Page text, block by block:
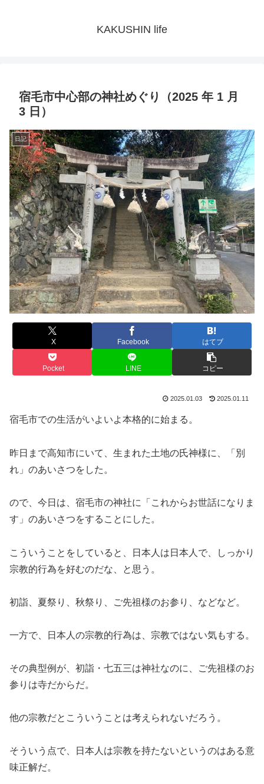
KAKUSHIN life
宿毛市中心部の神社めぐり（2025 年 1 月
3 日）
日記
X Facebook はてブ
Pocket LINE コピー
2025.01.03 2025.01.11
宿毛市での生活がいよいよ本格的に始まる。
昨日まで高知市にいて、生まれた土地の氏神様に、「別
れ」のあいさつをした。
ので、今日は、宿毛市の神社に「これからお世話になりま
す」のあいさつをすることにした。
こういうことをしていると、日本人は日本人で、しっかり
宗教的行為を好むのだな、と思う。
初詣、夏祭り、秋祭り、ご先祖様のお参り、などなど。
一方で、日本人の宗教的行為は、宗教ではない気もする。
その典型例が、初詣・七五三は神社なのに、ご先祖様のお
参りは寺だからだ。
他の宗教だとこういうことは考えられないだろう。
そういう点で、日本人は宗教を持たないというのはある意
味正解だ。